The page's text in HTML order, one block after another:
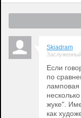
Skiadram
Если
по
ламповая
жуке".
как